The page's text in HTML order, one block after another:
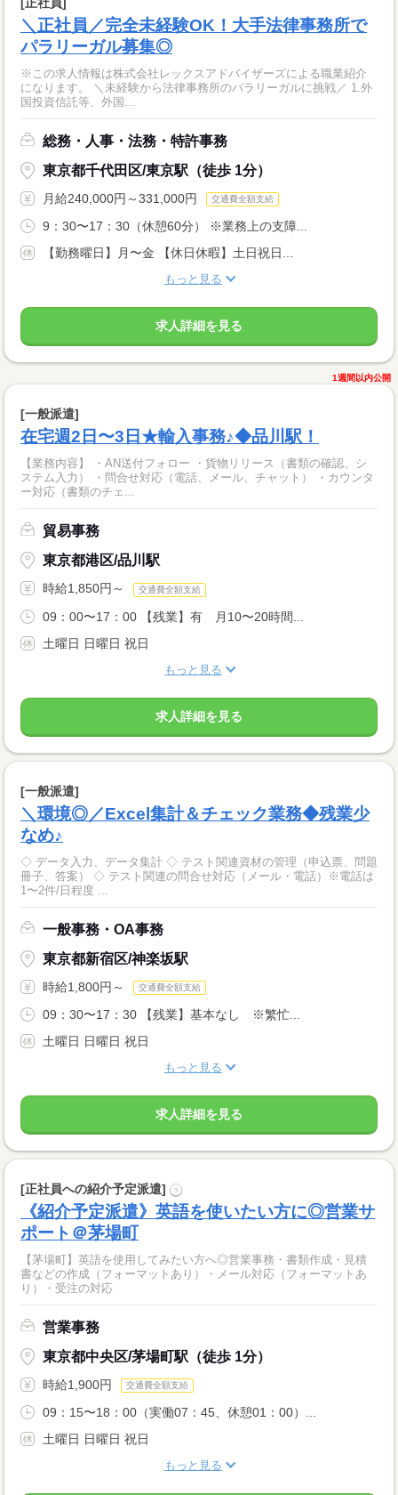
＼正社員／完全未経験OK！大手法律事務所で
パラリーガル募集◎
※この求人情報は株式会社レックスアドバイザーズによる職業紹介
になります。 ＼未経験から法律事務所のパラリーガルに挑戦／ 1.外
国投資信託等、外国...
総務・人事・法務・特許事務
東京都千代田区/東京駅（徒歩 1分）
月給240,000円～331,000円 交通費全額支給
9：30〜17：30（休憩60分） ※業務上の支障...
【勤務曜日】月〜金 【休日休暇】土日祝日...
もっと見る
求人詳細を見る
1週間以内公開
[一般派遣]
在宅週2日〜3日★輸入事務♪◆品川駅！
【業務内容】 ・AN送付フォロー ・貨物リリース（書類の確認、シ
ステム入力） ・問合せ対応（電話、メール、チャット） ・カウンタ
ー対応（書類のチェ...
貿易事務
東京都港区/品川駅
時給1,850円～ 交通費全額支給
09：00〜17：00 【残業】有 月10〜20時間...
土曜日 日曜日 祝日
もっと見る
求人詳細を見る
[一般派遣]
＼環境◎／Excel集計＆チェック業務◆残業少
なめ♪
◇ データ入力、データ集計 ◇ テスト関連資材の管理（申込票、問題
冊子、答案） ◇ テスト関連の問合せ対応（メール・電話）※電話は
1〜2件/日程度 ...
一般事務・OA事務
東京都新宿区/神楽坂駅
時給1,800円～ 交通費全額支給
09：30〜17：30 【残業】基本なし ※繁忙...
土曜日 日曜日 祝日
もっと見る
求人詳細を見る
[正社員への紹介予定派遣] ?
《紹介予定派遣》英語を使いたい方に◎営業サ
ポート＠茅場町
【茅場町】英語を使用してみたい方へ◎営業事務・書類作成・見積
書などの作成（フォーマットあり）・メール対応（フォーマットあ
り）・受注の対応
営業事務
東京都中央区/茅場町駅（徒歩 1分）
時給1,900円 交通費全額支給
09：15〜18：00（実働07：45、休憩01：00）...
土曜日 日曜日 祝日
もっと見る